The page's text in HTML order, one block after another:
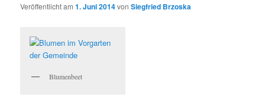
Veröffentlicht am1. Juni 2014vonSiegfried Brzoska
Blumenbeet